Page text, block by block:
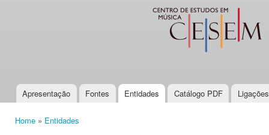
CESEM
Main menu
Apresentação Fontes Entidades Catálogo PDF
Home » Entidades